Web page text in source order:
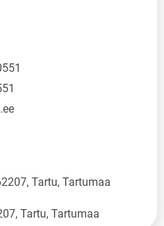
Tartu, Tartumaa